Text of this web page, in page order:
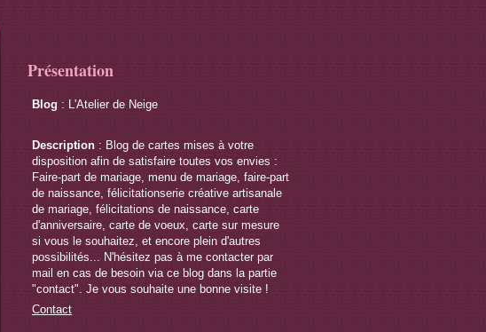
Présentation
Blog : L'Atelier de Neige
Description : Blog de cartes mises à votre
disposition afin de satisfaire toutes vos envies :
Faire-part de mariage, menu de mariage, faire-part
de naissance, félicitationserie créative artisanale
de mariage, félicitations de naissance, carte
d'anniversaire, carte de voeux, carte sur mesure
si vous le souhaitez, et encore plein d'autres
possibilités... N'hésitez pas à me contacter par
mail en cas de besoin via ce blog dans la partie
"contact". Je vous souhaite une bonne visite !
Contact